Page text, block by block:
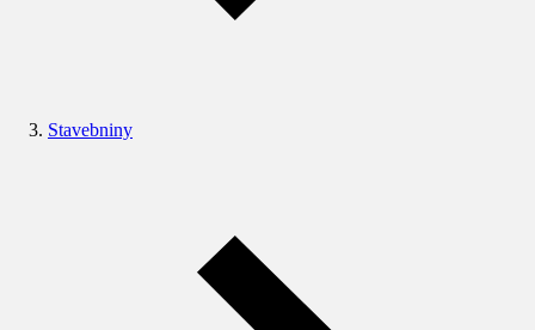
Stavebniny